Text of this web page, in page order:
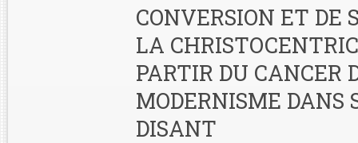
CONVERSION ET DE
LA
PARTIR DU CANCER
MODERNISME DANS
DISANT